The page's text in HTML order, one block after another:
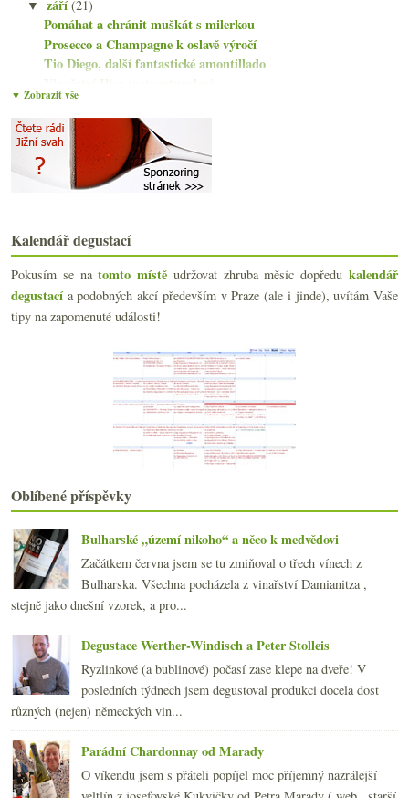
▼září(21)
Pomáhat a chránit muškát s milerkou
Prosecco a Champagne k oslavě výročí
Tio Diego, další fantastické amontillado
Vinařství Ilias (ne)portugalové
Francouzsko-novozélandský Sauvignon
Víkendové dojmy ze Somló
Slepá degustace „burčáku“
Tibor Melecsky v tekuté podobě
Kávový tip pro vínomilce
48 vín z finále Vinaře roku 2013
Hora příjemných zážitků
Frankovka od Heidi
Archetypální nádherné Chablis
Jiná vína potřetí, tentokrát v Modřanech
Fantastická Botaina a pozvánka na Jiná vína
Kristovy rány čerstvě rozkvašené
Dva rakouské veltlíny
Dobrá vinice s jídlem párovaná
► června(17)
►května(21)
►dubna
►března
►února(20)
ledna (22)
2012
2011 (252)
►2010(249)
►2009(249)
►2008(270)
►2007(108)
▼ Zobrazit vše
Kalendář degustací
Pokusím se natomto místě udržovat zhruba měsíc dopředukalendář
degustacía podobných akcí především v Praze (ale i jinde), uvítám Vaše
tipy na zapomenuté události!
Oblíbené příspěvky
Bulharské „území nikoho“ a něco k medvědovi
Začátkem června jsem se tu zmiňoval o třech vínech z
Bulharska. Všechna pocházela z vinařství Damianitza ,
stejně jako dnešní vzorek, a pro...
Degustace Werther-Windisch a Peter Stolleis
Ryzlinkové (a bublinové) počasí zase klepe na dveře! V
posledních týdnech jsem degustoval produkci docela dost
různých (nejen) německých vin...
Parádní Chardonnay od Marady
O víkendu jsem s přáteli popíjel moc příjemný nazrálejší